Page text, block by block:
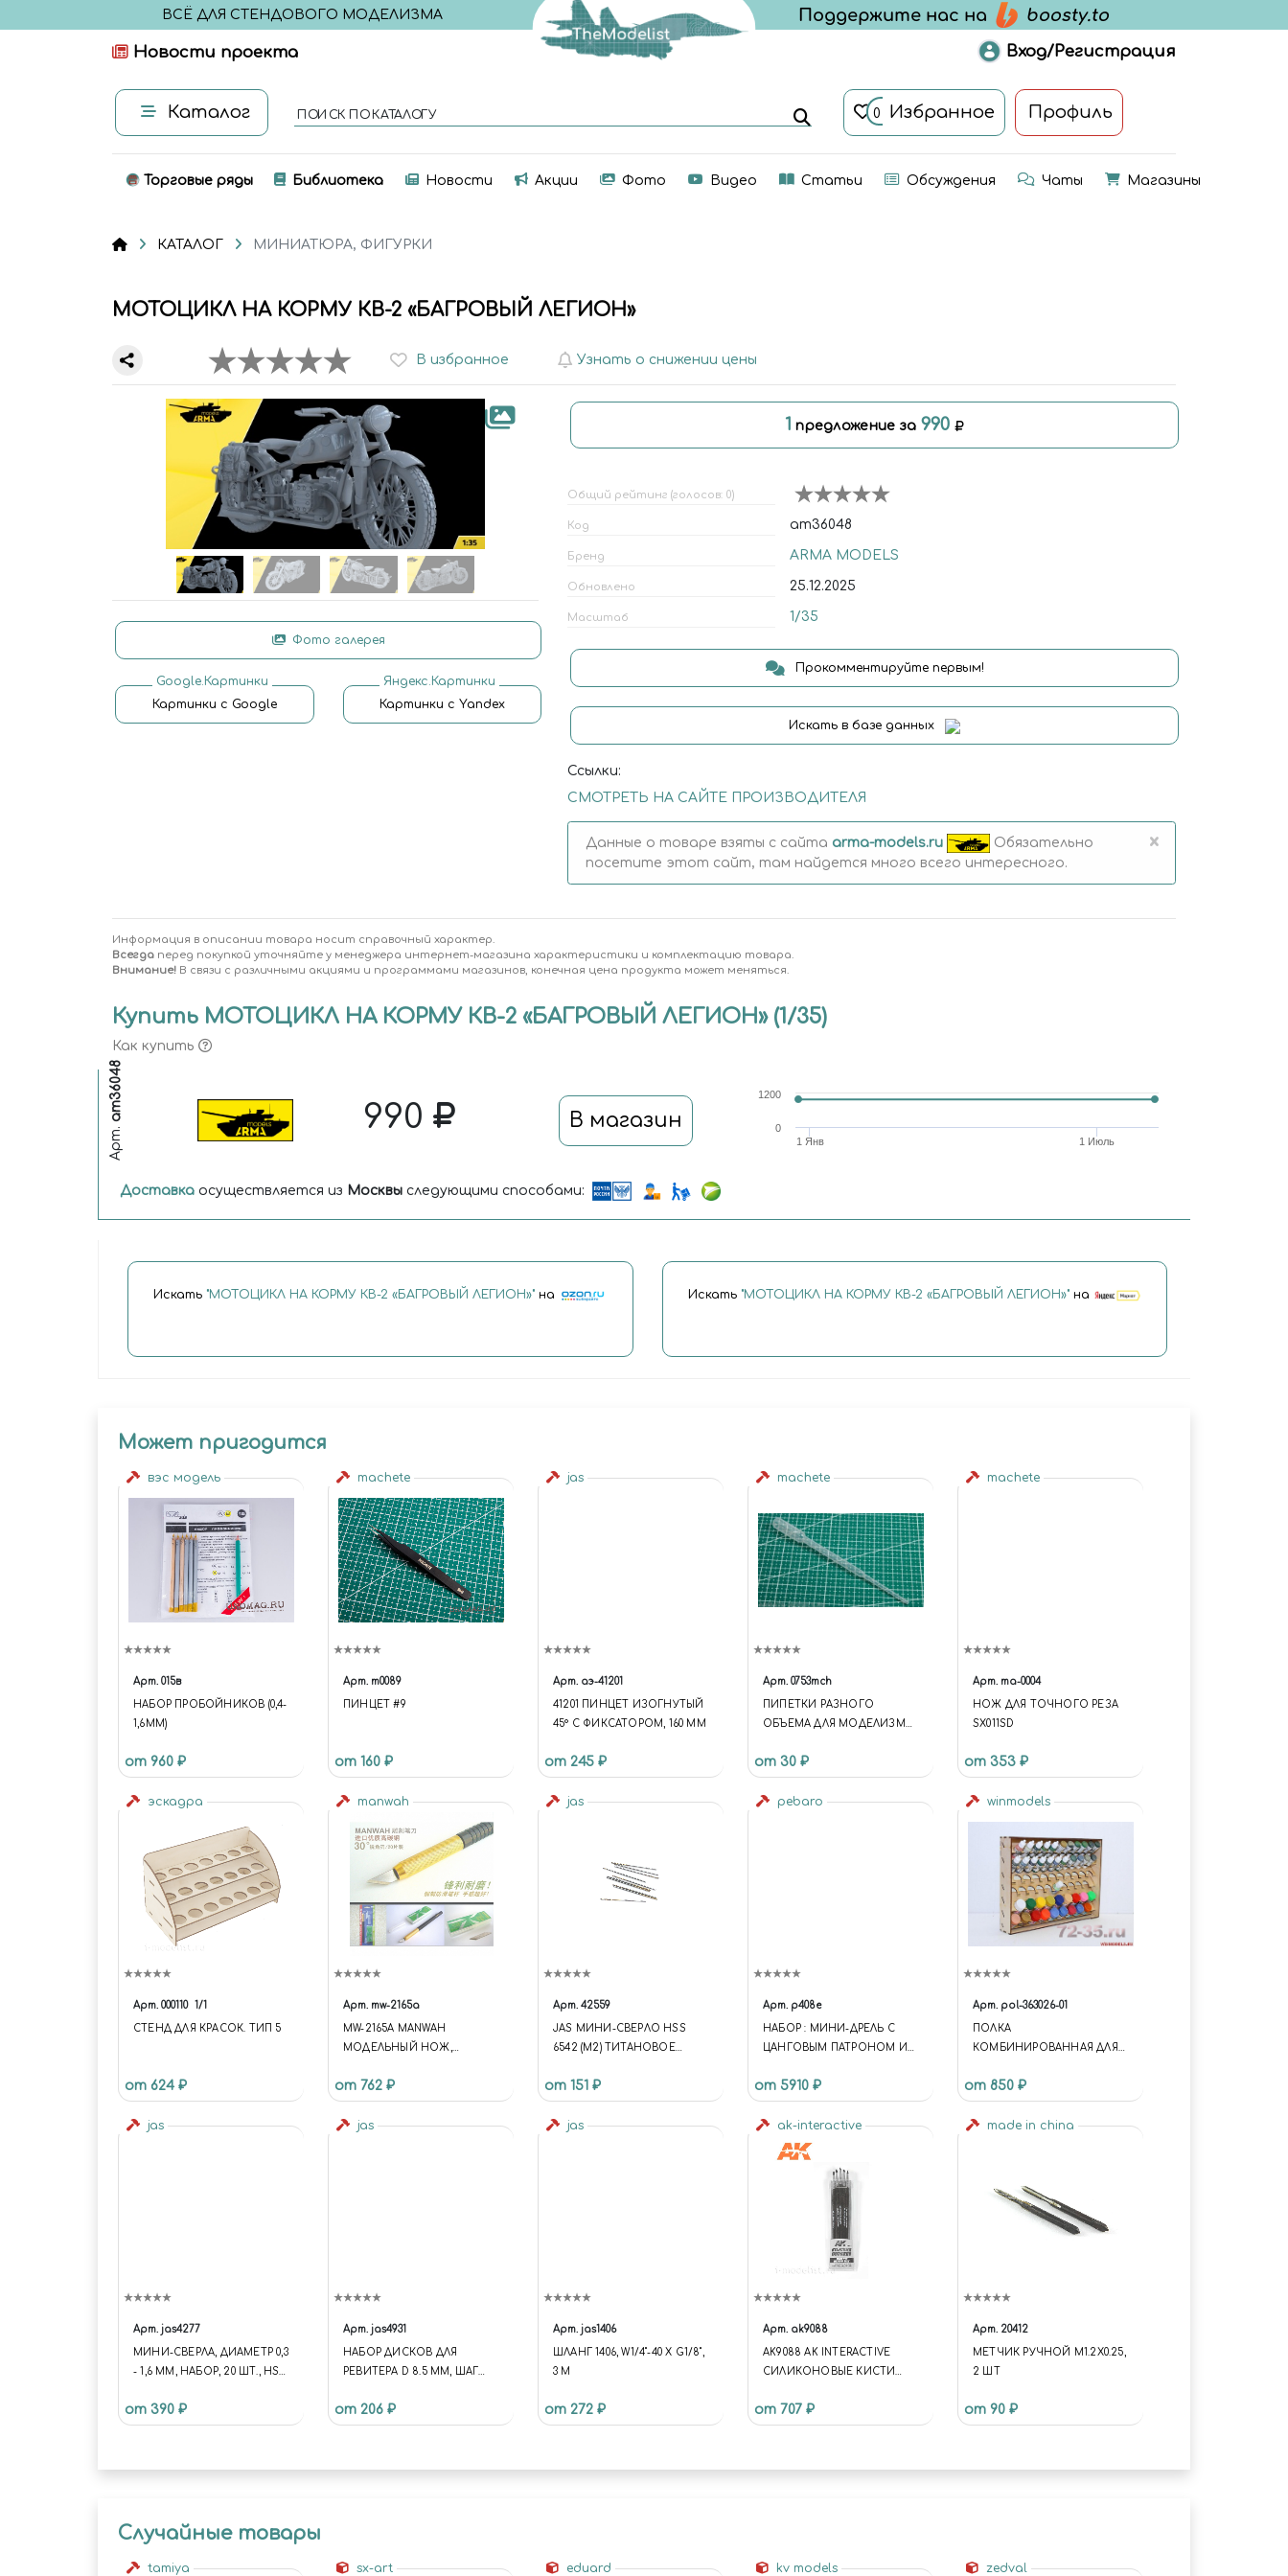
ВСЁ ДЛЯ СТЕНДОВОГО МОДЕЛИЗМА
Новости проекта Вход/Регистрация
Каталог ПОИСК ПО КАТАЛОГУ 0 Избранное Профиль
Торговые ряды Библиотека Новости Акции Фото Видео Статьи Обсуждения Чаты Магазины
КАТАЛОГ МИНИАТЮРА, ФИГУРКИ
МОТОЦИКЛ НА КОРМУ КВ-2 «БАГРОВЫЙ ЛЕГИОН»
В избранное Узнать о снижении цены
Фото галерея
Google.Картинки
Картинки с Google
Яндекс.Картинки
Картинки с Yandex
1 предложение за 990
Общий рейтинг (голосов: 0)
Код am36048
Бренд ARMA MODELS
Обновлено 25.12.2025
Масштаб 1/35
Прокомментируйте первым!
Искать в базе данных
Ссылки:
СМОТРЕТЬ НА САЙТЕ ПРОИЗВОДИТЕЛЯ
Данные о товаре взяты с сайта arma-models.ru
Обязательно
посетите этот сайт, там найдется много всего интересного.
×
Информация в описании товара носит справочный характер.
Всегда перед покупкой уточняйте у менеджера интернет-магазина характеристики и комплектацию товара.
Внимание! В связи с различными акциями и программами магазинов, конечная цена продукта может меняться.
Купить МОТОЦИКЛ НА КОРМУ КВ-2 «БАГРОВЫЙ ЛЕГИОН» (1/35)
Как купить
Арт.
am36048 990 В магазин
1 Янв 1 Июль
0
1200
Доставка осуществляется из Москвы следующими способами:
Искать "МОТОЦИКЛ НА КОРМУ КВ-2 «БАГРОВЫЙ ЛЕГИОН»" на Искать "МОТОЦИКЛ НА КОРМУ КВ-2 «БАГРОВЫЙ ЛЕГИОН»"на
Может пригодится
вэс модель
Арт. 015в
НАБОР ПРОБОЙНИКОВ (0,4-
1,6ММ)
от 960 ₽
machete
Арт. m0089
ПИНЦЕТ #9
от 160 ₽
jas
Арт. аэ-41201
41201 ПИНЦЕТ ИЗОГНУТЫЙ
45° С ФИКСАТОРОМ, 160 ММ
от 245 ₽
machete
Арт. 0753mch
ПИПЕТКИ РАЗНОГО
ОБЪЕМА ДЛЯ МОДЕЛИЗМА:
от 30 ₽
machete
Арт. ma-0004
НОЖ ДЛЯ ТОЧНОГО РЕЗА
SX011SD
от 353 ₽
эскадра
Арт. 000110 1/1
СТЕНД ДЛЯ КРАСОК. ТИП 5
от 624 ₽
manwah
Арт. mw-2165a
MW-2165A MANWAH
МОДЕЛЬНЫЙ НОЖ,
от 762 ₽
jas
Арт. 42559
JAS МИНИ-СВЕРЛО HSS
6542 (M2) ТИТАНОВОЕ
от 151 ₽
pebaro
Арт. p408e
НАБОР : МИНИ-ДРЕЛЬ С
ЦАНГОВЫМ ПАТРОНОМ И
ПЛАСТИКОВОМ БОКСЕ.
от 5910 ₽
winmodels
Арт. pol-363026-01
ПОЛКА
КОМБИНИРОВАННАЯ ДЛЯ
от 850 ₽
jas
Арт. jas4277
МИНИ-СВЕРЛА, ДИАМЕТР 0,3
- 1,6 ММ, НАБОР, 20 ШТ., HSS
от 390 ₽
jas
Арт. jas4931
НАБОР ДИСКОВ ДЛЯ
РЕВИТЕРА D 8.5 ММ, ШАГ
от 206 ₽
jas
Арт. jas1406
ШЛАНГ 1406, W1/4"-40 Х G1/8",
3 М
от 272 ₽
ak-interactive
Арт. ak9088
AK9088 AK INTERACTIVE
СИЛИКОНОВЫЕ КИСТИ
ТВЁРДЫЙ НАКОНЕЧНИК (5
ШТ.)
от 707 ₽
made in china
Арт. 20412
МЕТЧИК РУЧНОЙ М1.2Х0.25,
2 ШТ
от 90 ₽
Случайные товары
tamiya sx-art eduard kv models zedval